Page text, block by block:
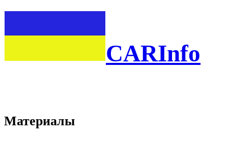
CARInfo
Материалы